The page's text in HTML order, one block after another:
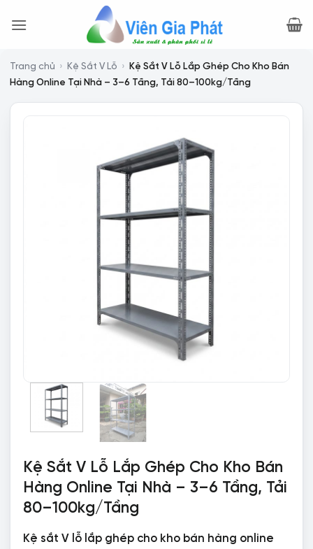
qua
dungTrang chủ › Kệ Sắt V Lỗ ›
Kệ Sắt V Lỗ Lắp Ghép Cho Kho Bán
Hàng Online Tại Nhà – 3–6 Tầng, Tải 80–100kg/Tầng
Kệ Sắt V Lỗ Lắp Ghép Cho Kho Bán
Hàng Online Tại Nhà – 3–6 Tầng, Tải
80–100kg/Tầng
Kệ sắt V lỗ lắp ghép cho kho bán hàng online